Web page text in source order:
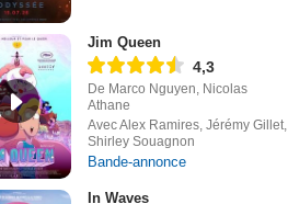
Jim Queen
4,3
De Marco Nguyen, Nicolas
Athane
Avec Alex Ramires, Jérémy Gillet,
Shirley Souagnon
Bande-annonce
In Waves